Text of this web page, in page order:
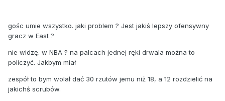
gośc umie wszystko. jaki problem ? Jest jakiś lepszy ofensywny
gracz w East ?
nie widzę. w NBA ? na palcach jednej ręki drwala można to
policzyć. Jakbym miał
zespół to bym wolał dać 30 rzutów jemu niż 18, a 12 rozdzielić na
jakichś scrubów.